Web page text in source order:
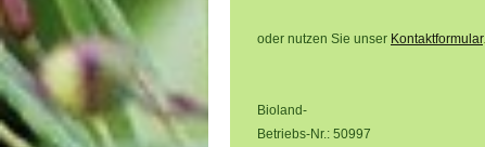
oder nutzen Sie unser Kontaktformular.
Bioland-
Betriebs-Nr.: 50997